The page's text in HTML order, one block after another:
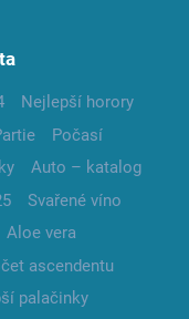
Nejlepší horory
Počasí
Auto – katalog
Svařené víno
Aloe vera
ascendentu
palačinky